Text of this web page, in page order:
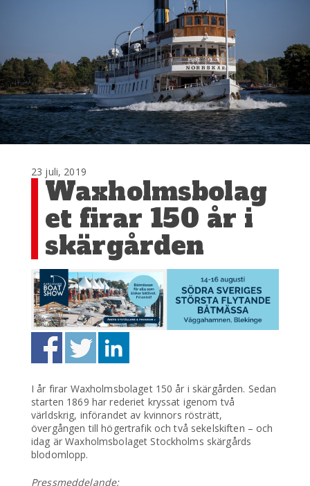
23 juli, 2019
Waxholmsbolag
et firar 150 år i
skärgården
I år firar Waxholmsbolaget 150 år i skärgården. Sedan
starten 1869 har rederiet kryssat igenom två
världskrig, införandet av kvinnors rösträtt,
övergången till högertrafik och två sekelskiften – och
idag är Waxholmsbolaget Stockholms skärgårds
blodomlopp.
Pressmeddelande: